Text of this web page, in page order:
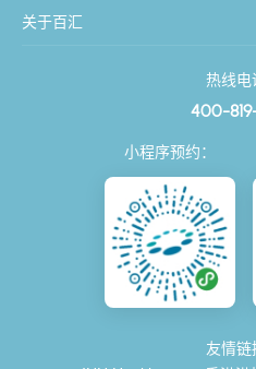
关于百汇
热线电
400-
小程序预约：
友情链